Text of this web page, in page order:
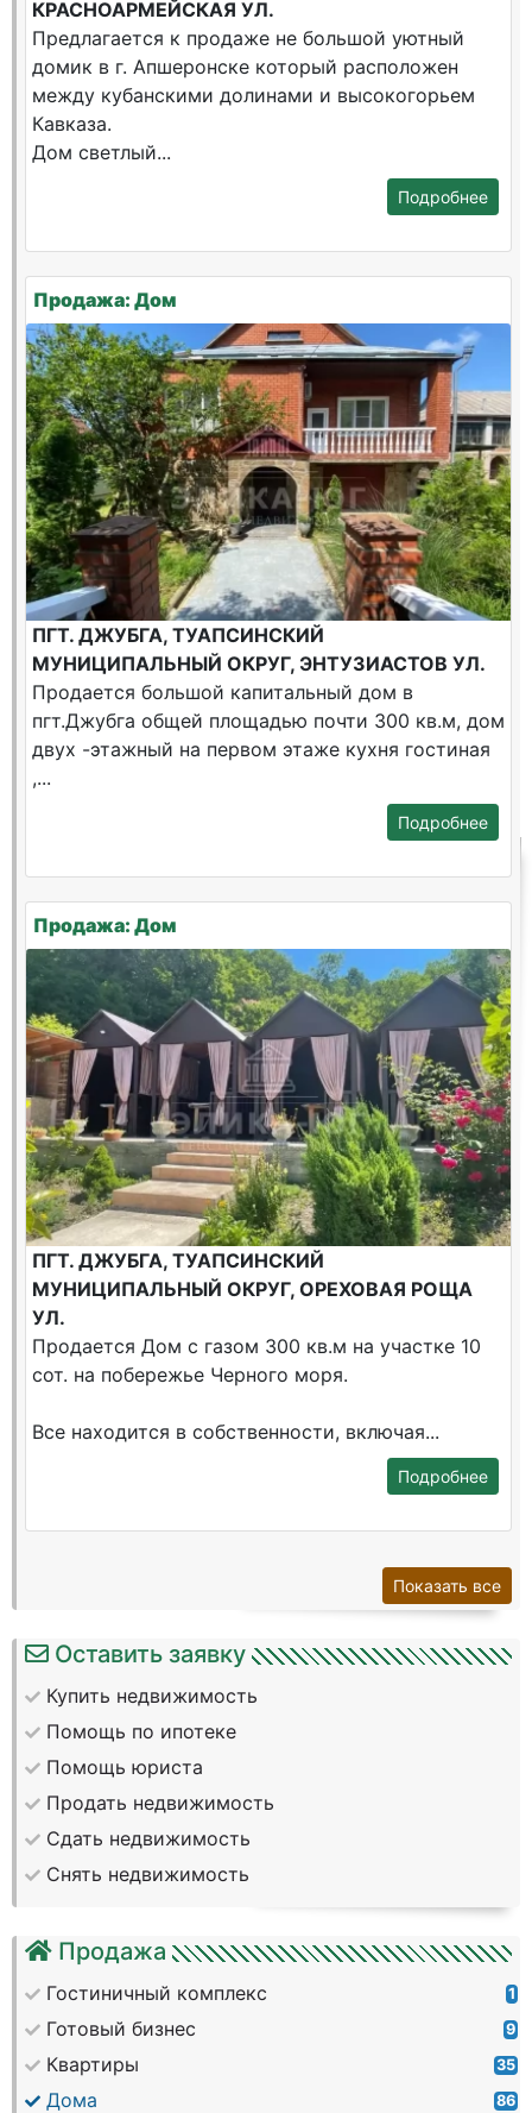
Оставить заявку
Купить недвижимость
Помощь по ипотеке
Помощь юриста
Продать недвижимость
Сдать недвижимость
Снять недвижимость
Продажа
Гостиничный комплекс 1
Готовый бизнес 9
Квартиры 35
Дома 86
КРАСНОАРМЕЙСКАЯ УЛ.
Предлагается к продаже не большой уютный
домик в г. Апшеронске который расположен
между кубанскими долинами и высокогорьем
Кавказа.
Дом светлый...
Подробнее
Продажа: Дом
ПГТ. ДЖУБГА, ТУАПСИНСКИЙ
МУНИЦИПАЛЬНЫЙ ОКРУГ, ЭНТУЗИАСТОВ УЛ.
Продается большой капитальный дом в
пгт.Джубга общей площадью почти 300 кв.м, дом
двух -этажный на первом этаже кухня гостиная
,...
Подробнее
Продажа: Дом
ПГТ. ДЖУБГА, ТУАПСИНСКИЙ
МУНИЦИПАЛЬНЫЙ ОКРУГ, ОРЕХОВАЯ РОЩА
УЛ.
Продается Дом с газом 300 кв.м на участке 10
сот. на побережье Черного моря.
Все находится в собственности, включая...
Подробнее
Показать все